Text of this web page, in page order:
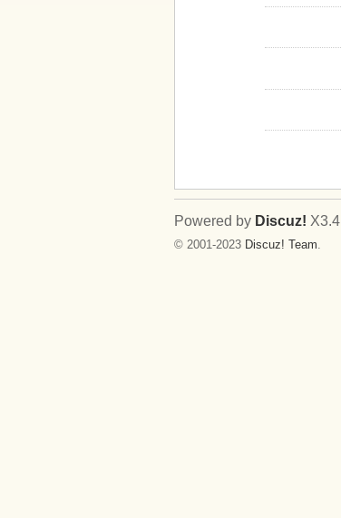
Powered by Discuz! X3.4
© 2001-2023 Discuz! Team.